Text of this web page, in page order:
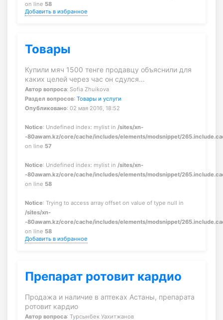
on line 58
Добавить в избранное
Товары
Купили мяч 1500 тенге продавцу объяснили для
каких целей через час он сдулся…
Автор вопроса: Sofia Zhuikova
Раздел вопросов: Товары и услуги
Опубликовано: 02 мая 2016, 18:52
Notice: Undefined index: mylist in /sites/xn-
-80awam.kz/core/cache/includes/elements/modsnippet/
on line 57
Notice: Undefined index: mylist in /sites/xn-
-80awam.kz/core/cache/includes/elements/modsnippet/
on line 58
Notice: Trying to access array offset on value of type null in
/sites/xn-
-80awam.kz/core/cache/includes/elements/modsnippet/
on line 58
Добавить в избранное
Препарат ротовит кардио
Продажа и наличие в аптеках Астаны, препарата
ротовит кардио
Автор вопроса: Турсынбек Уахитжанов